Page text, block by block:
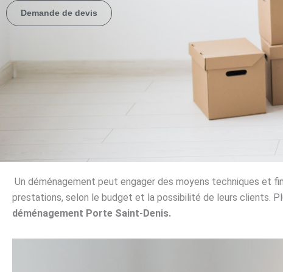
Demande de devis
Un déménagement peut engager des moyens techniques et
prestations, selon le budget et la possibilité de leurs clients.
déménagement Porte Saint-Denis.